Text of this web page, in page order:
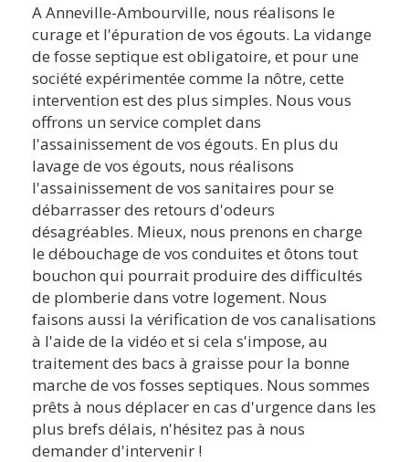
A Anneville-Ambourville, nous réalisons le
curage et l'épuration de vos égouts. La vidange
de fosse septique est obligatoire, et pour une
société expérimentée comme la nôtre, cette
intervention est des plus simples. Nous vous
offrons un service complet dans
l'assainissement de vos égouts. En plus du
lavage de vos égouts, nous réalisons
l'assainissement de vos sanitaires pour se
débarrasser des retours d'odeurs
désagréables. Mieux, nous prenons en charge
le débouchage de vos conduites et ôtons tout
bouchon qui pourrait produire des difficultés
de plomberie dans votre logement. Nous
faisons aussi la vérification de vos canalisations
à l'aide de la vidéo et si cela s'impose, au
traitement des bacs à graisse pour la bonne
marche de vos fosses septiques. Nous sommes
prêts à nous déplacer en cas d'urgence dans les
plus brefs délais, n'hésitez pas à nous
demander d'intervenir !